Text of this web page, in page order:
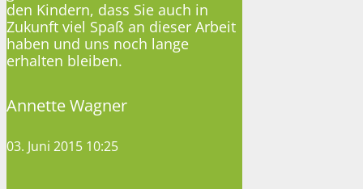
den Kindern, dass Sie auch in
Zukunft viel Spaß an dieser Arbeit
haben und uns noch lange
erhalten bleiben.
Annette Wagner
03. Juni 2015 10:25